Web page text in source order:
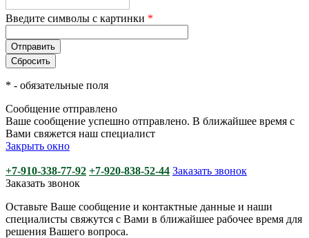
Введите символы с картинки *
* - обязательные поля
Сообщение отправлено
Ваше сообщение успешно отправлено. В ближайшее время с
Вами свяжется наш специалист
Закрыть окно
+7-910-338-77-92 +7-920-838-52-44 Заказать звонок
Заказать звонок
Оставьте Ваше сообщение и контактные данные и наши
специалисты свяжутся с Вами в ближайшее рабочее время для
решения Вашего вопроса.